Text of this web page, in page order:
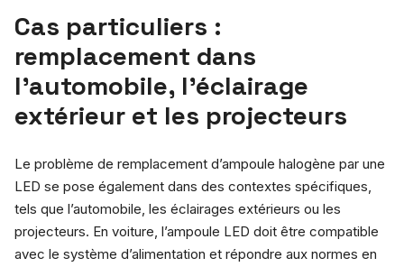
Cas particuliers :
remplacement dans
l’automobile, l’éclairage
extérieur et les projecteurs
Le problème de remplacement d’ampoule halogène par une
LED se pose également dans des contextes spécifiques,
tels que l’automobile, les éclairages extérieurs ou les
projecteurs. En voiture, l’ampoule LED doit être compatible
avec le système d’alimentation et répondre aux normes en